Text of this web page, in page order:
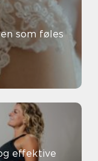
effektive